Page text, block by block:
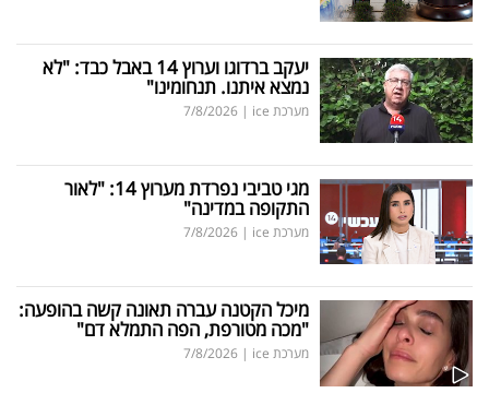
יעקב ברדוגו וערוץ 14 באבל כבד: "לא
נמצא איתנו. תנחומינו"
מערכת ice |
7/8/2026
מגי טביבי נפרדת מערוץ 14: "לאור
התקופה במדינה"
מערכת ice |
7/8/2026
מיכל הקטנה עברה תאונה קשה בהופעה:
"מכה מטורפת, הפה התמלא דם"
מערכת ice |
7/8/2026